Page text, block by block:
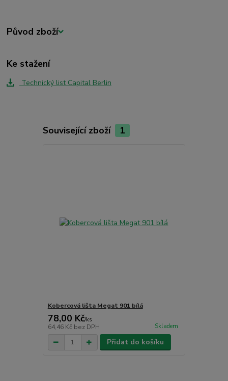
Původ zboží
Ke stažení
Technický list Capital Berlin
Související zboží 1
Kobercová lišta Megat 901 bílá
78,00 Kč/ks
64,46 Kč bez DPH Skladem
Přidat do košíku